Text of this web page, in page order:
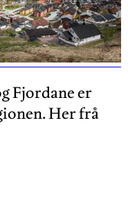
Fjordane er
Her frå